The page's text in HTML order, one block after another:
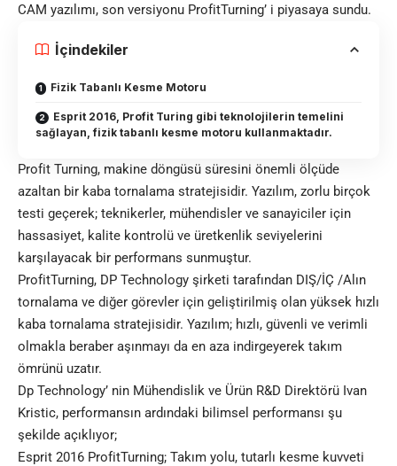
CAM yazılımı, son versiyonu ProfitTurning’ i piyasaya sundu.
İçindekiler
Fizik Tabanlı Kesme Motoru
Esprit 2016, Profit Turing gibi teknolojilerin temelini
sağlayan, fizik tabanlı kesme motoru kullanmaktadır.
Profit Turning, makine döngüsü süresini önemli ölçüde
azaltan bir kaba tornalama stratejisidir. Yazılım, zorlu birçok
testi geçerek; teknikerler, mühendisler ve sanayiciler için
hassasiyet, kalite kontrolü ve üretkenlik seviyelerini
karşılayacak bir performans sunmuştur.
ProfitTurning, DP Technology şirketi tarafından DIŞ/İÇ /Alın
tornalama ve diğer görevler için geliştirilmiş olan yüksek hızlı
kaba tornalama stratejisidir. Yazılım; hızlı, güvenli ve verimli
olmakla beraber aşınmayı da en aza indirgeyerek takım
ömrünü uzatır.
Dp Technology’ nin Mühendislik ve Ürün R&D Direktörü Ivan
Kristic, performansın ardındaki bilimsel performansı şu
şekilde açıklıyor;
Esprit 2016 ProfitTurning; Takım yolu, tutarlı kesme kuvveti